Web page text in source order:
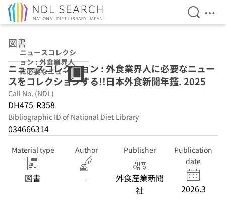
Open
図書
ニュースコレクシ
ョン : 外食業界人
に必要なニュース
をコレクションす
る!!日本外食新聞
年鑑 2025
ニュースコレクション : 外食業界人に必要なニュー
スをコレクションする!!日本外食新聞年鑑. 2025
Call No. (NDL)
DH475-R358
Bibliographic ID of National Diet Library
034666314
Material type
図書
Author
-
Publisher
外食産業新聞
社
Publication
date
2026.3